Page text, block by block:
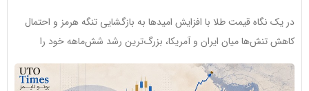
تقویم اقتصادی فارکس
ترمینال خبری
در یک نگاه قیمت طلا با افزایش امیدها به بازگشایی تنگه هرمز و احتمال
کاهش تنش‌ها میان ایران و آمریکا، بزرگ‌ترین رشد شش‌ماهه خود را